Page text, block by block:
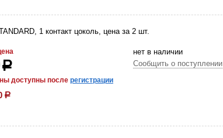
1 контакт цоколь, цена за 2 шт.
р
доступны после регистрации
р
нет в наличии
Сообщить о поступлении